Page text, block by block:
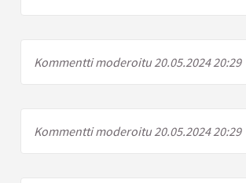
Kommentti moderoitu 20.05.2024 20:29
Kommentti moderoitu 20.05.2024 20:29